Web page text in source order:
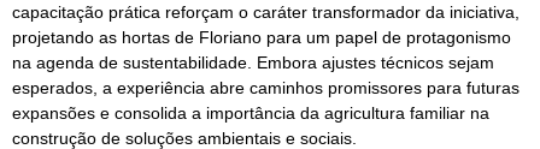
capacitação prática reforçam o caráter transformador da iniciativa,
projetando as hortas de Floriano para um papel de protagonismo
na agenda de sustentabilidade. Embora ajustes técnicos sejam
esperados, a experiência abre caminhos promissores para futuras
expansões e consolida a importância da agricultura familiar na
construção de soluções ambientais e sociais.